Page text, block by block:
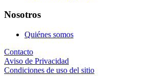
Nosotros
Quiénes somos
Contacto
Aviso de Privacidad
Condiciones de uso del sitio